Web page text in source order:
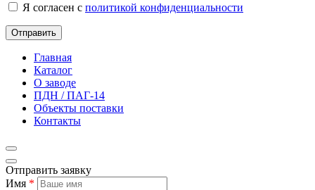
Я согласен с политикой конфиденциальности
Отправить
Главная
Каталог
О заводе
ПДН / ПАГ-14
Объекты поставки
Контакты
Отправить заявку
Имя *